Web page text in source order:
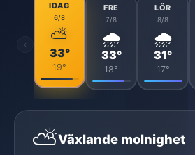
‹
IDAG
6/8
⛅
33°
19°
FRE
7/8
🌧️
33°
18°
LÖR
8/8
🌧️
31°
17°
⛅Växlande molnighet